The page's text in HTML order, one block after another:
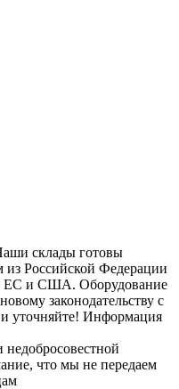
склады готовы
из Российской Федерации
ЕС и США. Оборудование
законодательству с
уточняйте! Информация
что мы не передаем